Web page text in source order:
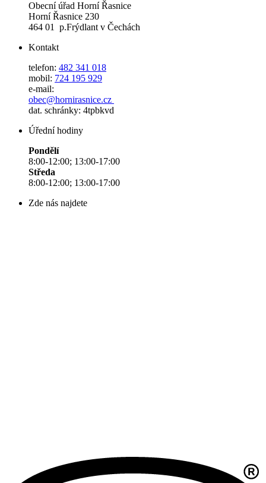
Obecní úřad Horní Řasnice
Horní Řasnice 230
464 01 p.Frýdlant v Čechách
Kontakt
telefon: 482 341 018
mobil: 724 195 929
e-mail:
obec@hornirasnice.cz
dat. schránky: 4tpbkvd
Úřední hodiny
Pondělí
8:00-12:00; 13:00-17:00
Středa
8:00-12:00; 13:00-17:00
Zde nás najdete